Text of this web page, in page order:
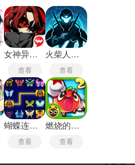
女神异闻录5皇家版
查看
火柴人格斗家无敌版
查看
蝴蝶连连看
查看
燃烧的蔬菜2经典版
查看